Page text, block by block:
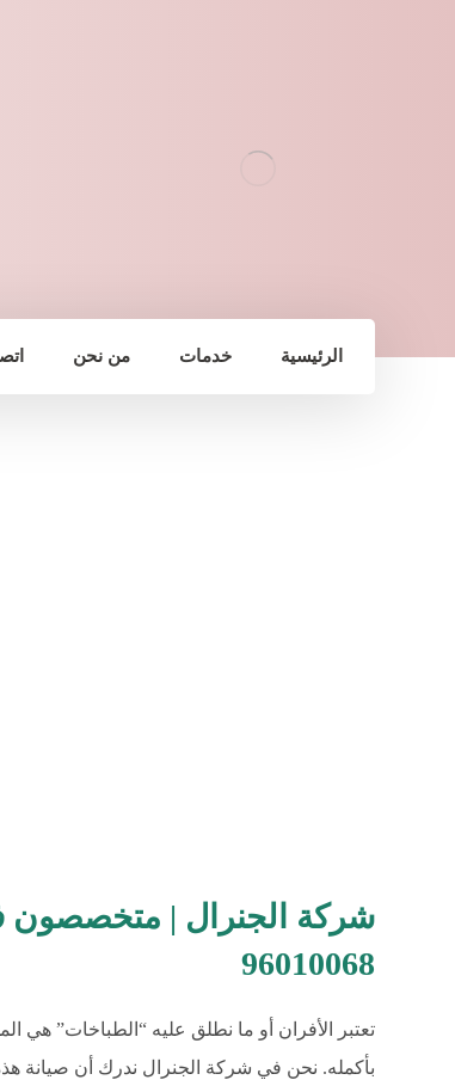
الرئيسية خدمات من نحن
شركة الجنرال | متخصصون
96010068
تعتبر الأفران أو ما نطلق عليه “الطباخات” هي
بأكمله. نحن في شركة الجنرال ندرك أن صيانة هذه